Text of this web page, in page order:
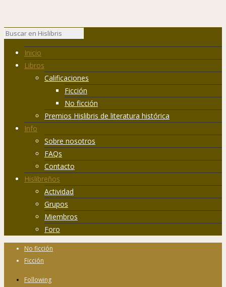
Inicio
Libros
Calificaciones
Ficción
No ficción
Premios Hislibris de literatura histórica
Info
Sobre nosotros
FAQs
Contacto
Hislibreños
Actividad
Grupos
Miembros
Foro
No ficción
Ficción
Following